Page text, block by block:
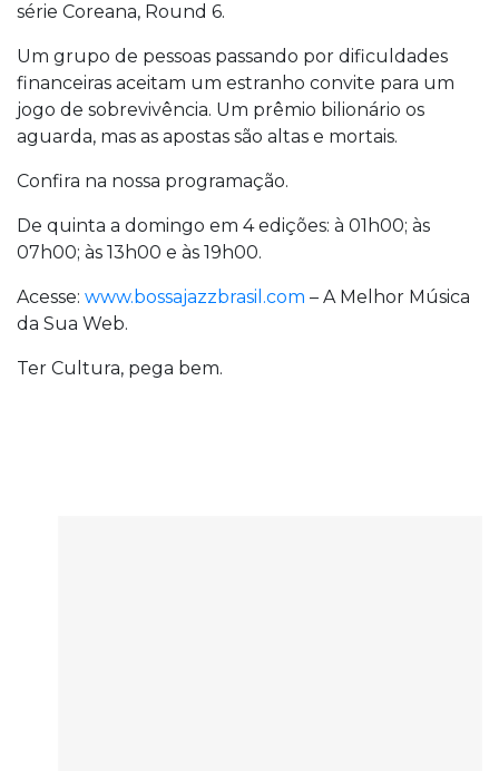
série Coreana, Round 6.
Um grupo de pessoas passando por dificuldades
financeiras aceitam um estranho convite para um
jogo de sobrevivência. Um prêmio bilionário os
aguarda, mas as apostas são altas e mortais.
Confira na nossa programação.
De quinta a domingo em 4 edições: à 01h00; às
07h00; às 13h00 e às 19h00.
Acesse: www.bossajazzbrasil.com – A Melhor Música
da Sua Web.
Ter Cultura, pega bem.